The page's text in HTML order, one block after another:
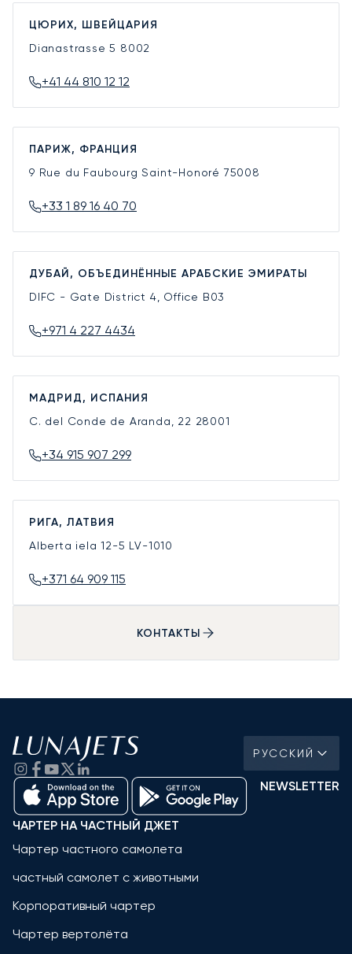
ЦЮРИХ, ШВЕЙЦАРИЯ
Dianastrasse 5 8002
+41 44 810 12 12
ПАРИЖ, ФРАНЦИЯ
9 Rue du Faubourg Saint-Honoré 75008
+33 1 89 16 40 70
ДУБАЙ, ОБЪЕДИНЁННЫЕ АРАБСКИЕ ЭМИРАТЫ
DIFC - Gate District 4, Office B03
+971 4 227 4434
МАДРИД, ИСПАНИЯ
C. del Conde de Aranda, 22 28001
+34 915 907 299
РИГА, ЛАТВИЯ
Alberta iela 12-5 LV-1010
+371 64 909 115
КОНТАКТЫ
РУССКИЙ
NEWSLETTER
ЧАРТЕР НА ЧАСТНЫЙ ДЖЕТ
Чартер частного самолета
частный самолет с животными
Корпоративный чартер
Чартер вертолёта